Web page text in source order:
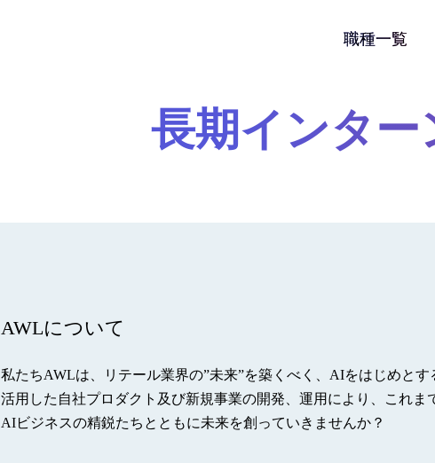
職種一覧
長期インター
AWLについて
私たちAWLは、リテール業界の”未来”を築くべく、AIをはじめと
活用した自社プロダクト及び新規事業の開発、運用により、これ
AIビジネスの精鋭たちとともに未来を創っていきませんか？